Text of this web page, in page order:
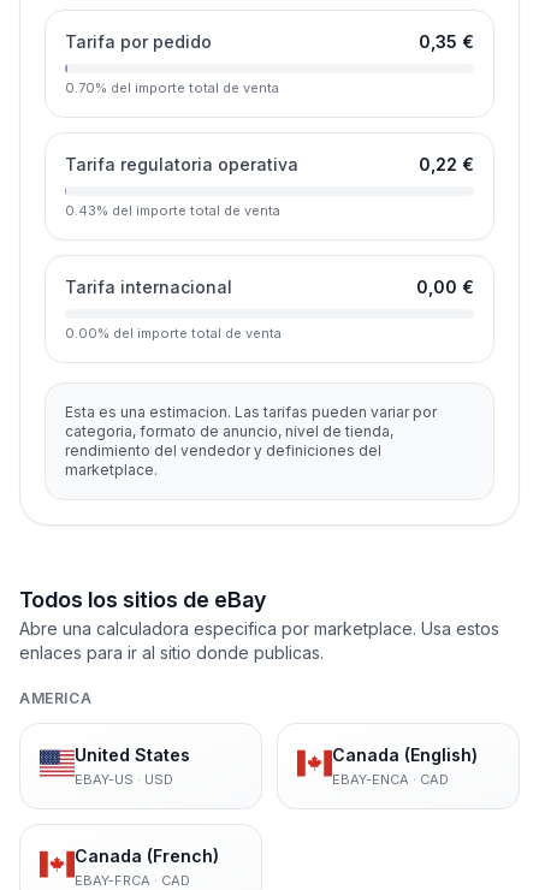
Tarifa por pedido 0,35 €
0.70% del importe total de venta
Tarifa regulatoria operativa 0,22 €
0.43% del importe total de venta
Tarifa internacional 0,00 €
0.00% del importe total de venta
Esta es una estimacion. Las tarifas pueden variar por
categoria, formato de anuncio, nivel de tienda,
rendimiento del vendedor y definiciones del
marketplace.
Todos los sitios de eBay
Abre una calculadora especifica por marketplace. Usa estos
enlaces para ir al sitio donde publicas.
AMERICA
United States
EBAY-US · USD
Canada (English)
EBAY-ENCA · CAD
Canada (French)
EBAY-FRCA · CAD